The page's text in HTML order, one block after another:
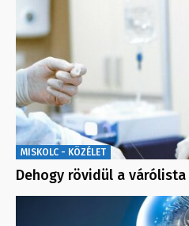
MISKOLC - KÖZÉLET
Dehogy rövidül a várólista